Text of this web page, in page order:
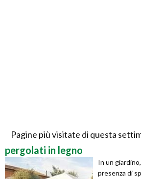
Pagine più visitate di questa
pergolati in legno
In un
presenza di